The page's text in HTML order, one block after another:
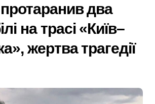
два
на трасі «Київ–
жертва трагедії